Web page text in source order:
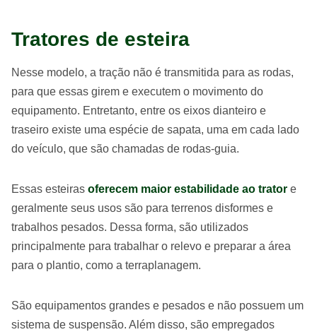
Tratores de esteira
Nesse modelo, a tração não é transmitida para as rodas,
para que essas girem e executem o movimento do
equipamento. Entretanto, entre os eixos dianteiro e
traseiro existe uma espécie de sapata, uma em cada lado
do veículo, que são chamadas de rodas-guia.
Essas esteiras oferecem maior estabilidade ao trator e
geralmente seus usos são para terrenos disformes e
trabalhos pesados. Dessa forma, são utilizados
principalmente para trabalhar o relevo e preparar a área
para o plantio, como a terraplanagem.
São equipamentos grandes e pesados e não possuem um
sistema de suspensão. Além disso, são empregados